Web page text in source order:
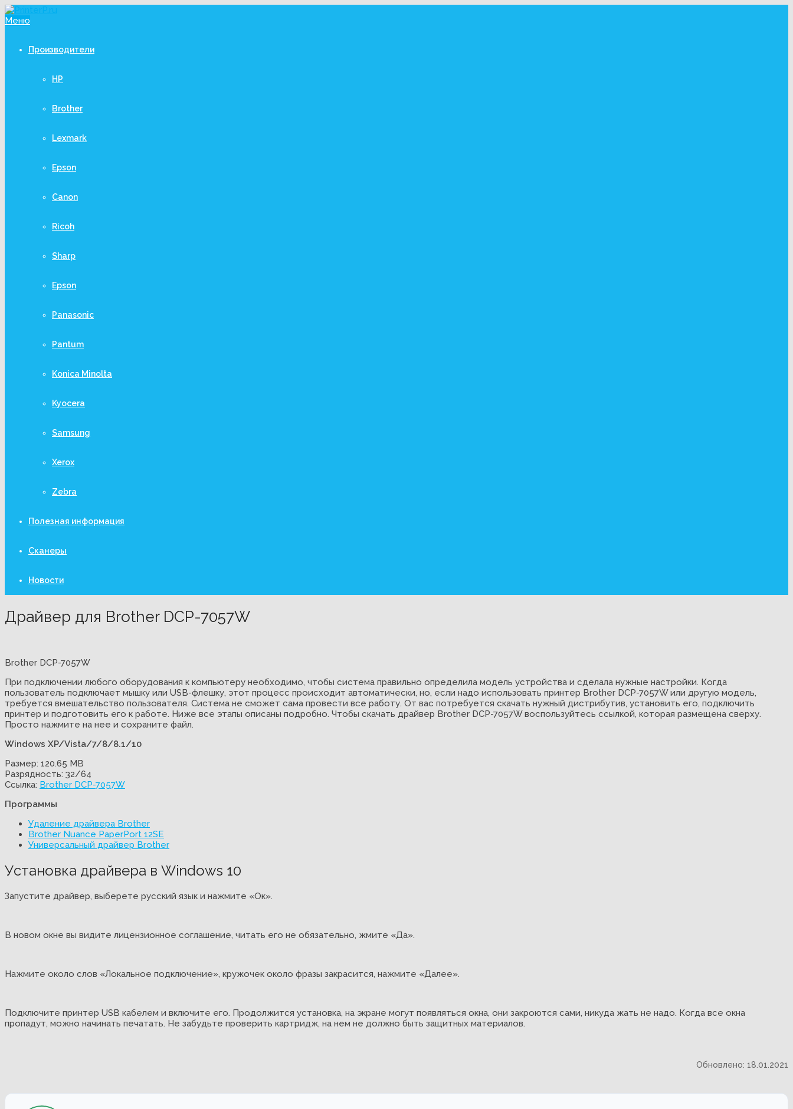
Меню
Производители
HP
Brother
Lexmark
Epson
Canon
Ricoh
Sharp
Epson
Panasonic
Pantum
Konica Minolta
Kyocera
Samsung
Xerox
Zebra
Полезная информация
Сканеры
Новости
Драйвер для Brother DCP-7057W
Brother DCP-7057W
При подключении любого оборудования к компьютеру необходимо, чтобы система правильно определила модель устройства и сделала нужные настройки. Когда
пользователь подключает мышку или USB-флешку, этот процесс происходит автоматически, но, если надо использовать принтер Brother DCP-7057W или другую модель,
требуется вмешательство пользователя. Система не сможет сама провести все работу. От вас потребуется скачать нужный дистрибутив, установить его, подключить
принтер и подготовить его к работе. Ниже все этапы описаны подробно. Чтобы скачать драйвер Brother DCP-7057W воспользуйтесь ссылкой, которая размещена сверху.
Просто нажмите на нее и сохраните файл.
Windows XP/Vista/7/8/8.1/10
Размер: 120.65 MB
Разрядность: 32/64
Ссылка: Brother DCP-7057W
Программы
Удаление драйвера Brother
Brother Nuance PaperPort 12SE
Универсальный драйвер Brother
Установка драйвера в Windows 10
Запустите драйвер, выберете русский язык и нажмите «Ок».
В новом окне вы видите лицензионное соглашение, читать его не обязательно, жмите «Да».
Нажмите около слов «Локальное подключение», кружочек около фразы закрасится, нажмите «Далее».
Подключите принтер USB кабелем и включите его. Продолжится установка, на экране могут появляться окна, они закроются сами, никуда жать не надо. Когда все окна
пропадут, можно начинать печатать. Не забудьте проверить картридж, на нем не должно быть защитных материалов.
Обновлено: 18.01.2021